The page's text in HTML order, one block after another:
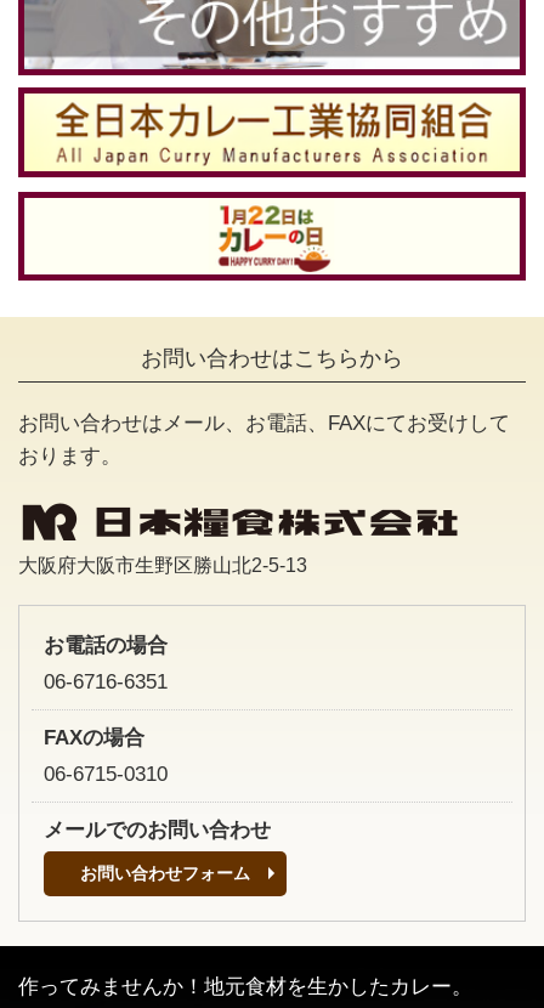
お問い合わせはこちらから
お問い合わせはメール、お電話、FAXにてお受けして
おります。
大阪府大阪市生野区勝山北2-5-13
お電話の場合
06-6716-6351
FAXの場合
06-6715-0310
メールでのお問い合わせ
お問い合わせフォーム
作ってみませんか！地元食材を生かしたカレー。